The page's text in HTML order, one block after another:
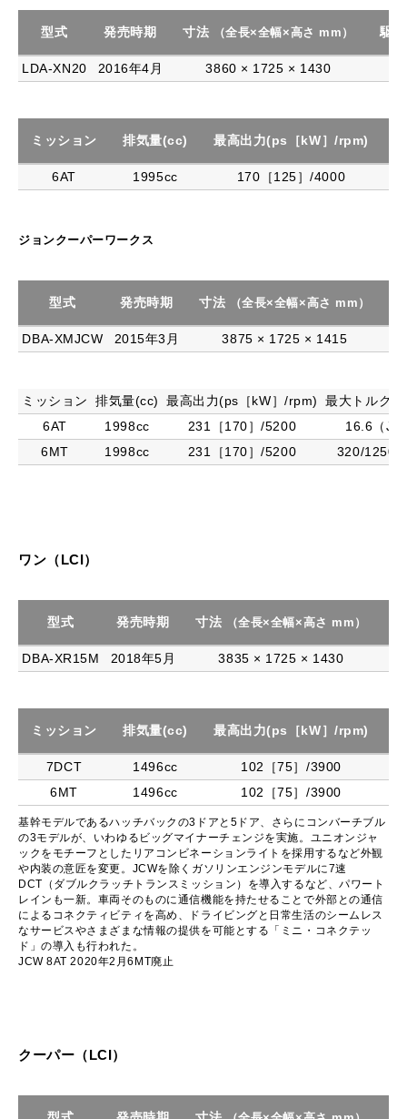
型式 発売時期 寸法 （全長×全幅×高さ mm） 駆
LDA-XN20 2016年4月 3860 × 1725 × 1430
ミッション 排気量(cc) 最高出力(ps［kW］/rpm)
6AT 1995cc 170［125］/4000
ジョンクーパーワークス
型式 発売時期 寸法 （全長×全幅×高さ mm）
DBA-XMJCW 2015年3月 3875 × 1725 × 1415
ミッション 排気量(cc) 最高出力(ps［kW］/rpm)
最大トルク
6AT
1998cc 231［170］/5200
16.6（
6MT
1998cc 231［170］/5200 320/1250
ワン（LCI）
型式 発売時期 寸法 （全長×全幅×高さ mm）
DBA-XR15M 2018年5月 3835 × 1725 × 1430
ミッション 排気量(cc) 最高出力(ps［kW］/rpm)
7DCT 1496cc 102［75］/3900
6MT
1496cc 102［75］/3900
基幹モデルであるハッチバックの3ドアと5ドア、さらにコンバーチブル
の3モデルが、いわゆるビッグマイナーチェンジを実施。ユニオンジャ
ックをモチーフとしたリアコンビネーションライトを採用するなど外観
や内装の意匠を変更。JCWを除くガソリンエンジンモデルに7速
DCT（ダブルクラッチトランスミッション）を導入するなど、パワート
レインも一新。車両そのものに通信機能を持たせることで外部との通信
によるコネクティビティを高め、ドライビングと日常生活のシームレス
なサービスやさまざまな情報の提供を可能とする「ミニ・コネクテッ
ド」の導入も行われた。
JCW 8AT 2020年2月6MT廃止
クーパー（LCI）